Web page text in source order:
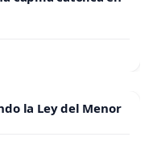
la Ley del Menor